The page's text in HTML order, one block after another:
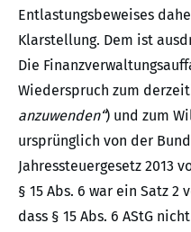
Entlastungsbeweises
Klarstellung. Dem ist
Die
Wiederspruch zum
anzuwenden“) und zum
ursprünglich von der
Jahressteuergesetz 2013
§ 15 Abs. 6 war ein Satz 2
dass § 15 Abs. 6 AStG